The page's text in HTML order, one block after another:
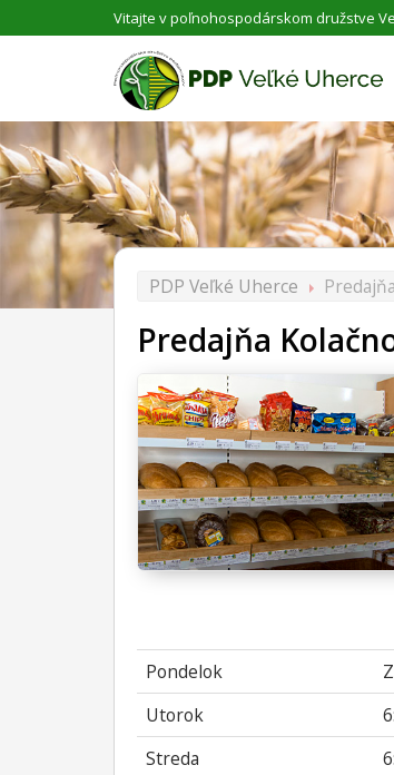
Vitajte v poľnohospodárskom družstve
PDP Veľké Uherce
Predajňa
Pondelok
Utorok
Streda